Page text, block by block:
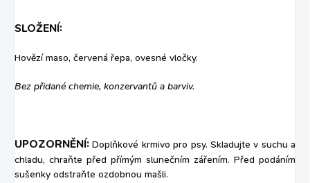
SLOŽENÍ:
Hovězí maso, červená řepa, ovesné vločky.
Bez přidané chemie, konzervantů a barviv.
UPOZORNĚNÍ: Doplňkové krmivo pro psy. Skladujte v suchu a
chladu, chraňte před přímým slunečním zářením. Před podáním
sušenky odstraňte ozdobnou mašli.